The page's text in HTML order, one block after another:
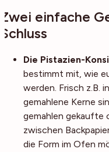
Zwei einfache
Schluss
Die Pistazien-
bestimmt mit, wie
werden. Frisch z.B.
gemahlene Kerne
gemahlen gekaufte
zwischen
die Form im Ofen